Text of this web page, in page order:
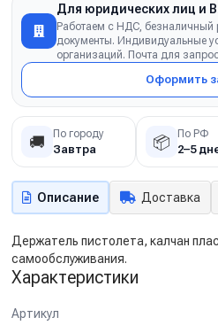
Для юридических лиц и
Работаем с НДС, безналичный
документы. Индивидуальные
организаций. Почта для
Оформить
🚚 По городу
Завтра 📦 По РФ
2–5
Описание Доставка
Держатель пистолета, калчан
самообслуживания.
Характеристики
Артикул